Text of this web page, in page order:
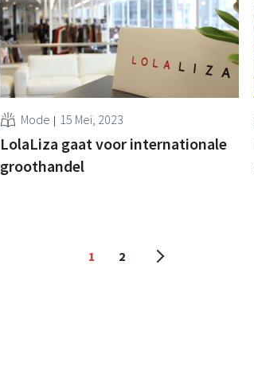
Mode 15 Mei, 2023
LolaLiza gaat voor internationale
groothandel
1 2